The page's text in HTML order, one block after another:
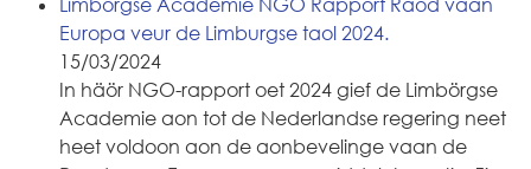
Europa veur de Limburgse taol 2024.
15/03/2024
In häör NGO-rapport oet 2024 gief de Limbörgse
Academie aon tot de Nederlandse regering neet
heet voldoon aon de aonbevelinge vaan de